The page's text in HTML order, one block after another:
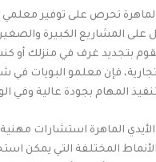
الماهرة تحرص على توفير معلمي
المشاريع الكبيرة
بتجديد غرف في منزلك أو
فإن معلمو البويات في
المهام بجودة عالية وفي
الماهرة استشارات
المختلفة التي يمكن